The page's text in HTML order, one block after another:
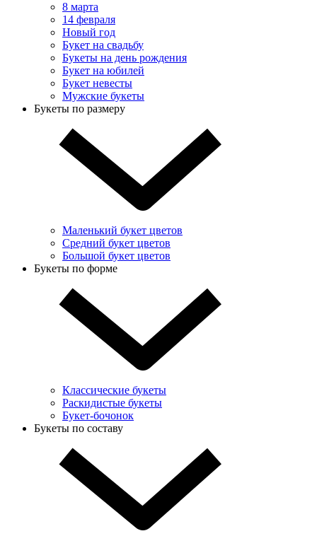
8 марта
14 февраля
Новый год
Букет на свадьбу
Букеты на день рождения
Букет на юбилей
Букет невесты
Мужские букеты
Букеты по размеру
Маленький букет цветов
Средний букет цветов
Большой букет цветов
Букеты по форме
Классические букеты
Раскидистые букеты
Букет-бочонок
Букеты по составу